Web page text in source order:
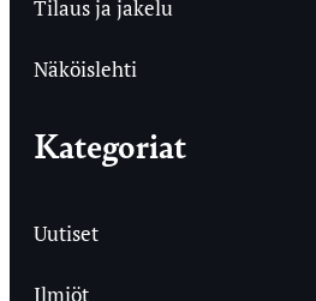
Tilaus ja jakelu
Näköislehti
Kategoriat
Uutiset
Ilmiöt